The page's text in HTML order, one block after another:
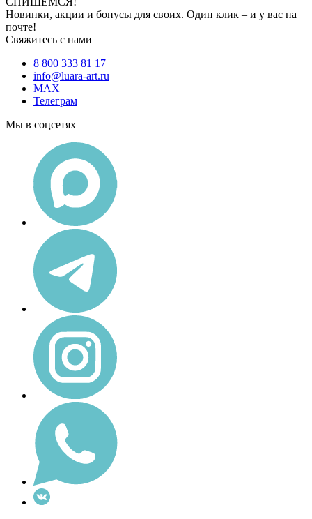
Новинки, акции и бонусы для своих. Один клик – и у вас на
почте!
Свяжитесь с нами
8 800 333 81 17
info@luara-art.ru
MAX
Телеграм
Мы в соцсетях